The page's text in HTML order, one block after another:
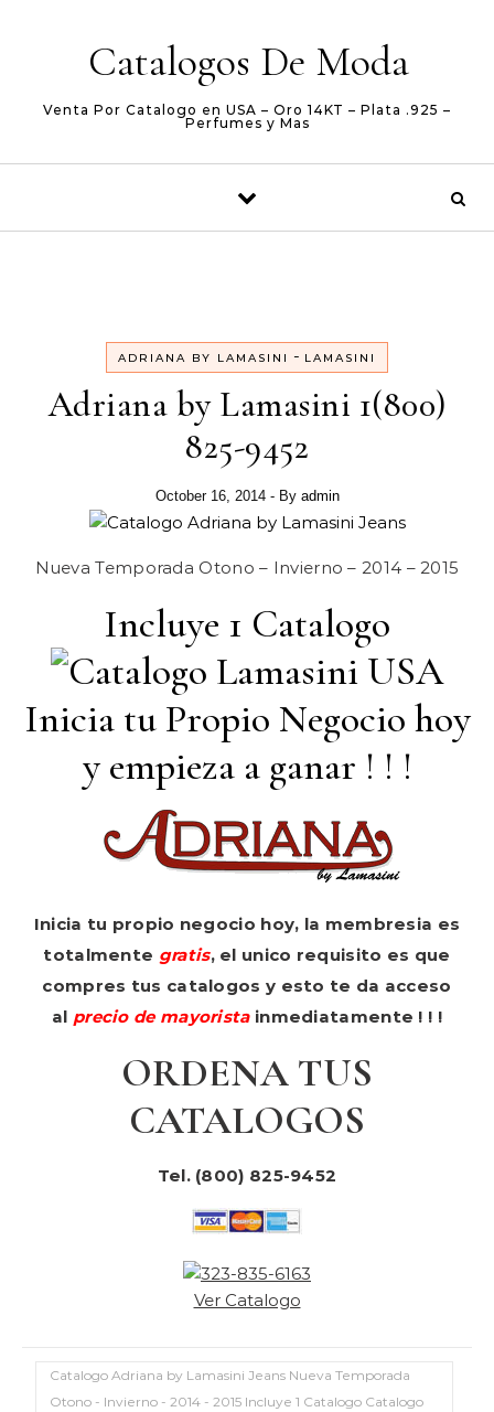
Catalogos De Moda
Venta Por Catalogo en USA – Oro 14KT – Plata .925 –
Perfumes y Mas
ADRIANA BY LAMASINI - LAMASINI
Adriana by Lamasini 1(800)
825-9452
October 16, 2014 - By admin
Nueva Temporada Otono – Invierno – 2014 – 2015
Incluye 1 Catalogo
Inicia tu Propio Negocio hoy
y empieza a ganar ! ! !
Inicia tu propio negocio hoy, la membresia es
totalmente gratis, el unico requisito es que
compres tus catalogos y esto te da acceso
al precio de mayoristainmediatamente ! ! !
ORDENA TUS
CATALOGOS
Tel. (800) 825-9452
Ver Catalogo
Catalogo Adriana by Lamasini Jeans Nueva Temporada
Otono - Invierno - 2014 - 2015 Incluye 1 Catalogo Catalogo